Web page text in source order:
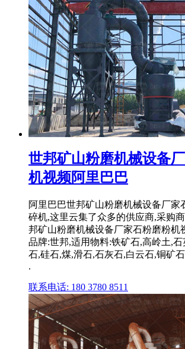
世邦矿山粉磨机械设备
机视频阿里巴巴
阿里巴巴世邦矿山粉磨机械设备厂家
碎机,这里云集了众多的供应商,采购
邦矿山粉磨机械设备厂家石粉磨粉机
品牌:世邦,适用物料:铁矿石,高岭土,
石,硅石,煤,滑石,石灰石,白云石,铜矿
.
联系电话: 180 3780 8511